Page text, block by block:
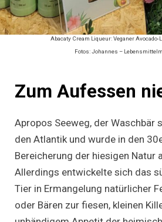
Abacaty Cream Liqueur: Veganer
Fotos: Johannes –
Zum Aufessen
Apropos Seeweg, der Waschbär
den Atlantik und wurde in den
Bereicherung der hiesigen Natur
Allerdings entwickelte sich das
Tier in Ermangelung natürlicher
oder Bären zur fiesen, kleinen